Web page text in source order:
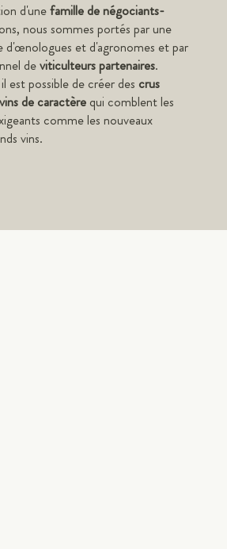
d'unefamille de négociants-
nous sommes portés par une
d'œnologues et d'agronomes et par
deviticulteurs partenaires.
possible de créer des crus
vins de caractèrequi comblent les
comme les nouveaux
vins.